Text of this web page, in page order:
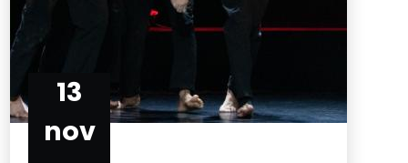
13
nov